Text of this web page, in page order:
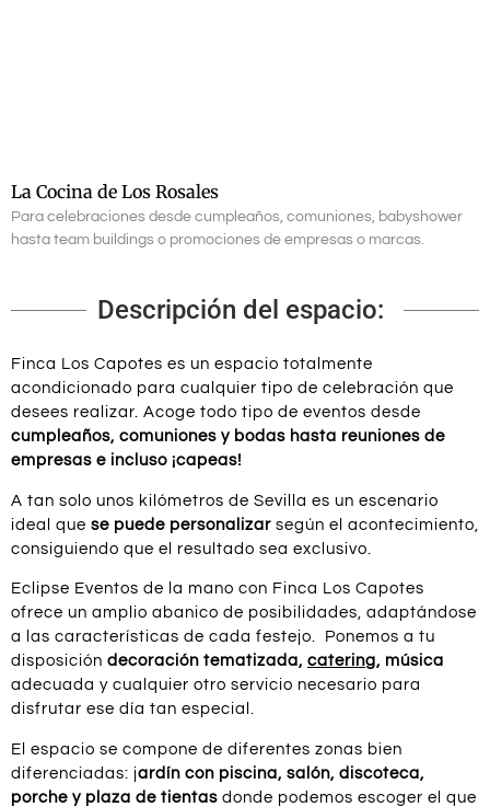
La Cocina de Los Rosales
Para celebraciones desde cumpleaños, comuniones, babyshower
hasta team buildings o promociones de empresas o marcas.
Descripción del espacio:
Finca Los Capotes es un espacio totalmente
acondicionado para cualquier tipo de celebración que
desees realizar. Acoge todo tipo de eventos desde
cumpleaños, comuniones y bodas hasta reuniones de
empresas e incluso ¡capeas!
A tan solo unos kilómetros de Sevilla es un escenario
ideal que se puede personalizar según el acontecimiento,
consiguiendo que el resultado sea exclusivo.
Eclipse Eventos de la mano con Finca Los Capotes
ofrece un amplio abanico de posibilidades, adaptándose
a las características de cada festejo. Ponemos a tu
disposición decoración tematizada, catering, música
adecuada y cualquier otro servicio necesario para
disfrutar ese día tan especial.
El espacio se compone de diferentes zonas bien
diferenciadas: jardín con piscina, salón, discoteca,
porche y plaza de tientas donde podemos escoger el que